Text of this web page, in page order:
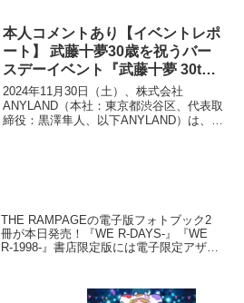
JUNON、...
本人コメントあり【イベントレポ
ート】 武藤十夢30歳を祝うバー
スデーイベント『武藤十夢 30th
Birthday Party』を開催しまし
た！
2024年11月30日（土）、株式会社
ANYLAND（本社：東京都渋谷区、代表取
締役：黒澤隼人、以下ANYLAND）は、
THE RAMPAGEの電子版フォトブック2
冊が本日発売！『WE R-DAYS-』『WE
R-1998-』書店限定版には電子限定アザー